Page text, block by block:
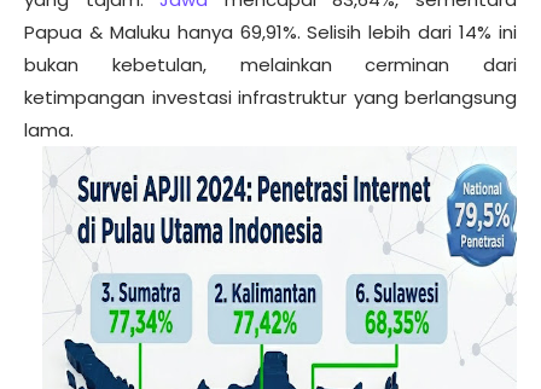
Papua & Maluku hanya 69,91%. Selisih lebih dari 14% ini
bukan kebetulan, melainkan cerminan dari
ketimpangan investasi infrastruktur yang berlangsung
lama.